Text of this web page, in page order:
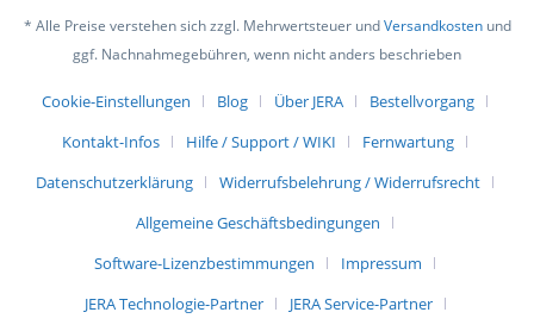
* Alle Preise verstehen sich zzgl. Mehrwertsteuer undVersandkostenund
ggf. Nachnahmegebühren, wenn nicht anders beschrieben
Cookie-Einstellungen Blog Über JERA
Bestellvorgang
Kontakt-Infos
Hilfe / Support / WIKI
Fernwartung
Datenschutzerklärung
Widerrufsbelehrung / Widerrufsrecht
Allgemeine Geschäftsbedingungen
Software-Lizenzbestimmungen
Impressum
JERA Technologie-Partner
JERA Service-Partner